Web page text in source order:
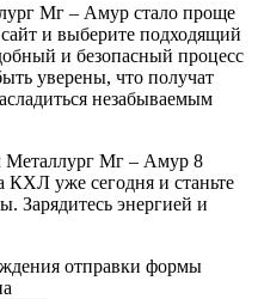
Мг – Амур стало проще
и выберите подходящий
и безопасный процесс
уверены, что получат
незабываемым
Металлург Мг – Амур 8
КХЛ уже сегодня и станьте
Зарядитесь энергией и
отправки формы